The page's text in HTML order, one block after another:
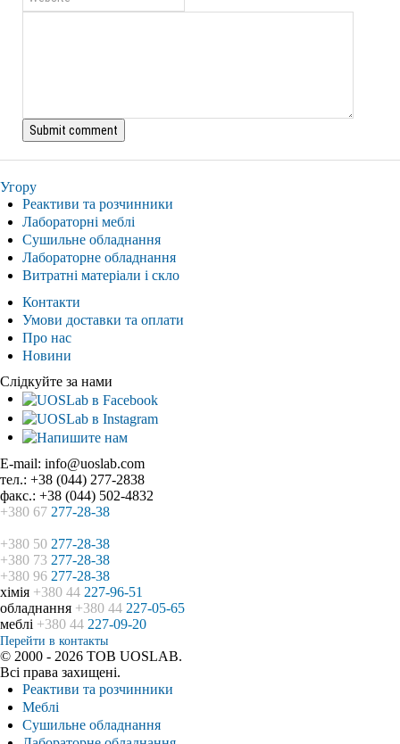
Угору
Реактиви та розчинники
Лабораторні меблі
Сушильне обладнання
Лабораторне обладнання
Витратні матеріали і скло
Контакти
Умови доставки та оплати
Про нас
Новини
Слідкуйте за нами
E-mail: info@uoslab.com
тел.: +38 (044) 277-2838
факс.: +38 (044) 502-4832
+380 67 277-28-38
+380 50 277-28-38
+380 73 277-28-38
+380 96 277-28-38
хімія +380 44 227-96-51
обладнання +380 44 227-05-65
меблі +380 44 227-09-20
Перейти в контакты
© 2000 - 2026 ТОВ UOSLAB.
Всі права захищені.
Реактиви та розчинники
Меблі
Сушильне обладнання